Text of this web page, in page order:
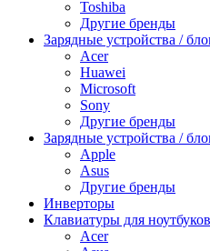
Toshiba
Другие бренды
Зарядные устройства /
Acer
Huawei
Microsoft
Sony
Другие бренды
Зарядные устройства /
Apple
Asus
Другие бренды
Инверторы
Клавиатуры для ноутбуков
Acer